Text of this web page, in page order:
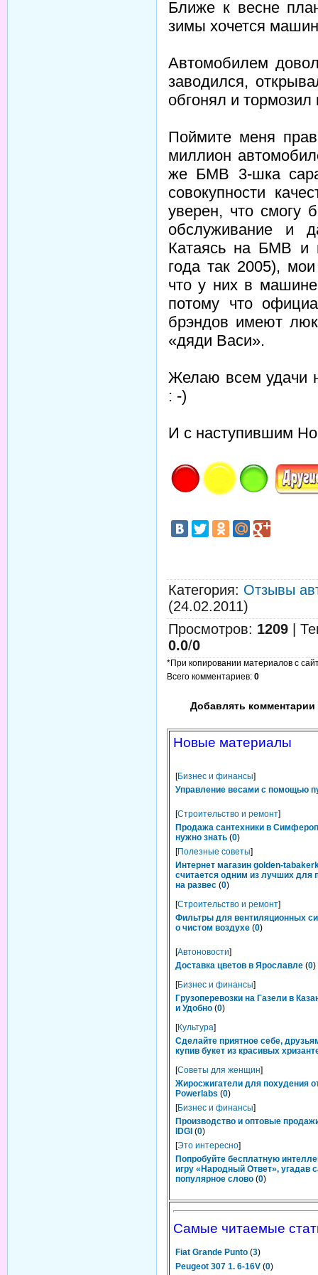
Ближе к весне
зимы хочется
Автомобилем
заводился,
обгонял и тормозил
Поймите меня
миллион
же БМВ 3-шка
совокупности
уверен, что смогу
обслуживание и
Катаясь на БМВ и
года так 2005),
что у них в
потому что
брэндов имеют
«дяди Васи».
Желаю всем удачи
: -)
И с наступившим
Категория: Отзывы
(24.02.2011)
Просмотров: 1209
0.0/0
*При копировании материалов с
Всего комментариев: 0
Добавлять комментарии
Новые материалы
[Бизнес и финансы]
Управление весами с помощью
[Строительство и ремонт]
Продажа сантехники в
нужно знать (0)
[Полезные советы]
Интернет магазин golden-
считается одним из лучших для
на развес (0)
[Строительство и ремонт]
Фильтры для вентиляционных
о чистом воздухе (0)
[Автоновости]
Доставка цветов в Ярославле (0)
[Бизнес и финансы]
Грузоперевозки на Газели в
и Удобно (0)
[Культура]
Сделайте приятное себе,
купив букет из красивых
[Советы для женщин]
Жиросжигатели для похудения
Powerlabs (0)
[Бизнес и финансы]
Производство и оптовые
IDGI (0)
[Это интересно]
Попробуйте бесплатную
игру «Народный Ответ», угадав
популярное слово (0)
Самые читаемые
Fiat Grande Punto (3)
Peugeot 307 1. 6-16V (0)